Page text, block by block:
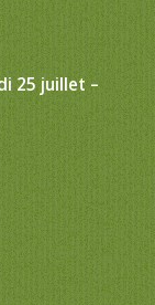
25 juillet –